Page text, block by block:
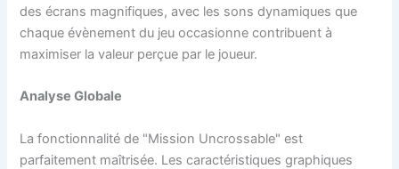
des écrans magnifiques, avec les sons dynamiques que
chaque évènement du jeu occasionne contribuent à
maximiser la valeur perçue par le joueur.
Analyse Globale
La fonctionnalité de "Mission Uncrossable" est
parfaitement maîtrisée. Les caractéristiques graphiques